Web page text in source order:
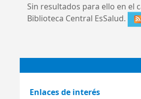
Sin resultados para ello en el
Biblioteca Central EsSalud.
Enlaces de interés